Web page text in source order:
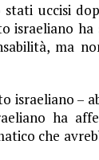
uccisi
israeliano
ma
israeliano –
ha
che